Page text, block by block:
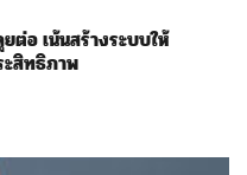
อ เน้นสร้างระบบให้
สิทธิภาพ